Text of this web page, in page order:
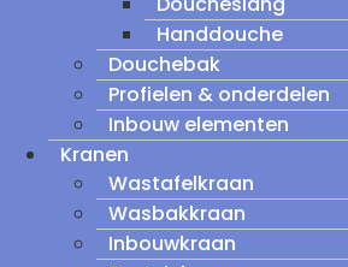
Handdouche
Douchebak
Profielen & onderdelen
Inbouw elementen
Kranen
Wastafelkraan
Wasbakkraan
Inbouwkraan